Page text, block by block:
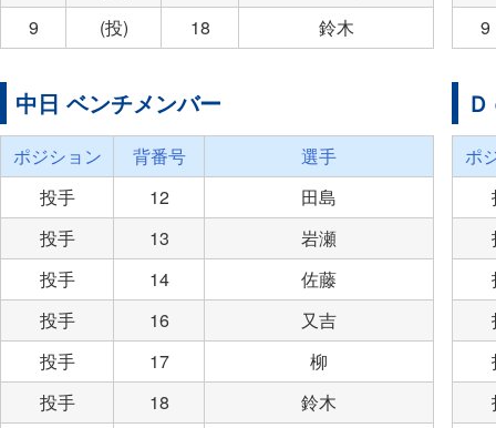
9
(投) 18 鈴木
9
中日 ベンチメンバー
ポジション 背番号
選手
投手
12
田島
投手
13
岩瀬
投手
14
佐藤
投手
16
又吉
投手
17
柳
投手
18
鈴木
ポ